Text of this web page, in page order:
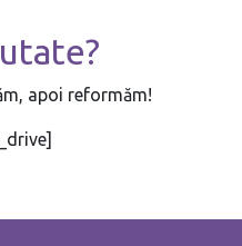
apoi reformăm!